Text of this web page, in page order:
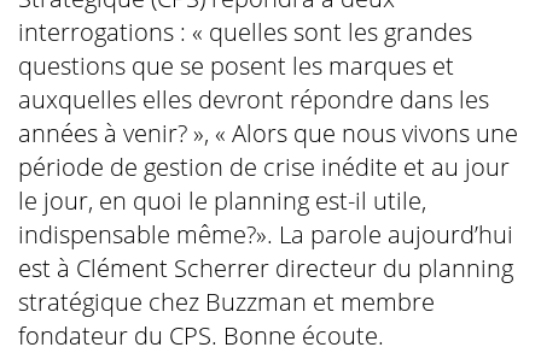
interrogations : « quelles sont les grandes
questions que se posent les marques et
auxquelles elles devront répondre dans les
années à venir? », « Alors que nous vivons une
période de gestion de crise inédite et au jour
le jour, en quoi le planning est-il utile,
indispensable même?». La parole aujourd’hui
est à Clément Scherrer directeur du planning
stratégique chez Buzzman et membre
fondateur du CPS. Bonne écoute.